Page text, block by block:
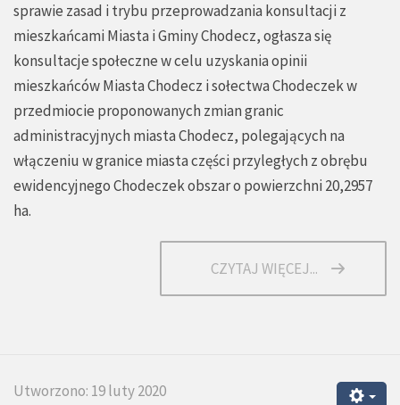
sprawie zasad i trybu przeprowadzania konsultacji z
mieszkańcami Miasta i Gminy Chodecz, ogłasza się
konsultacje społeczne w celu uzyskania opinii
mieszkańców Miasta Chodecz i sołectwa Chodeczek w
przedmiocie proponowanych zmian granic
administracyjnych miasta Chodecz, polegających na
włączeniu w granice miasta części przyległych z obrębu
ewidencyjnego Chodeczek obszar o powierzchni 20,2957
ha.
CZYTAJ WIĘCEJ...
Utworzono: 19 luty 2020